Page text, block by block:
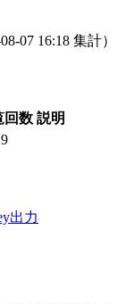
07 16:18 集計）
回数 説明
出力